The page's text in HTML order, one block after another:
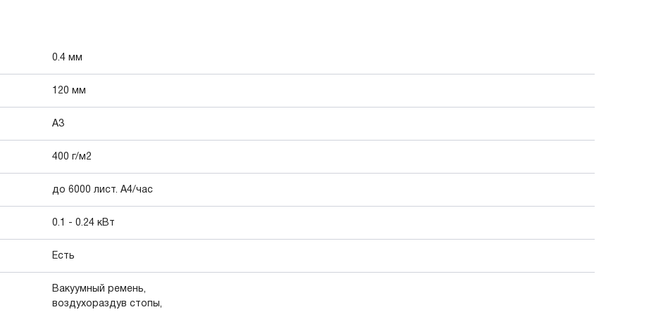
0.4 мм
120 мм
А3
400 г/м2
до 6000 лист. А4/час
0.1 - 0.24 кВт
Есть
Вакуумный ремень,
воздухораздув стопы,